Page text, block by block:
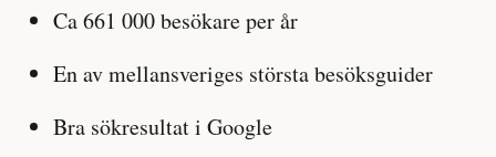
Ca 661 000 besökare per år
En av mellansveriges största besöksguider
Bra sökresultat i Google